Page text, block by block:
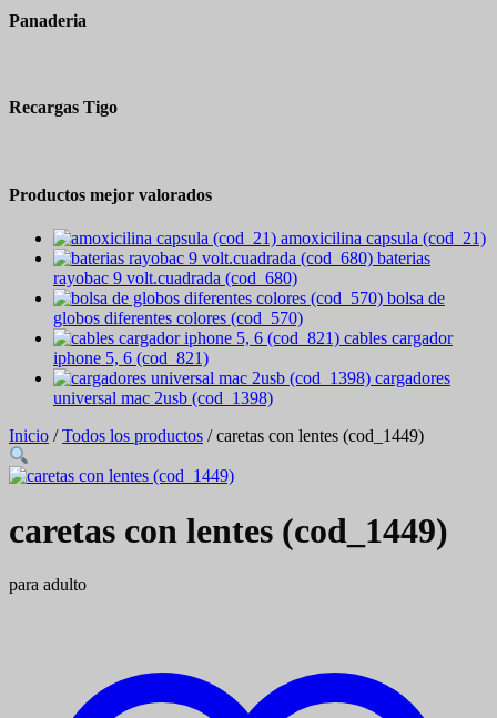
Panaderia
Recargas Tigo
Productos mejor valorados
amoxicilina capsula (cod_21)
baterias
rayobac 9 volt.cuadrada (cod_680)
bolsa de
globos diferentes colores (cod_570)
cables cargador
iphone 5, 6 (cod_821)
cargadores
universal mac 2usb (cod_1398)
Inicio /Todos los productos / caretas con lentes (cod_1449)
caretas con lentes (cod_1449)
para adulto